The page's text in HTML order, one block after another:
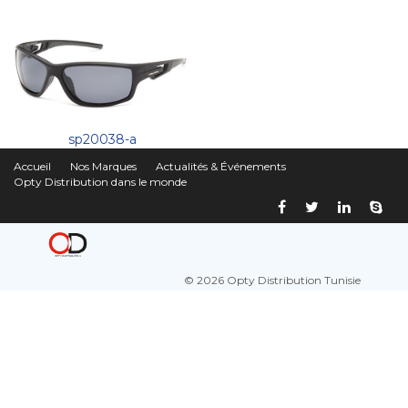
sp20038-a
Accueil Nos Marques
Actualités & Événements
Opty Distribution dans le monde
© 2026 Opty Distribution Tunisie